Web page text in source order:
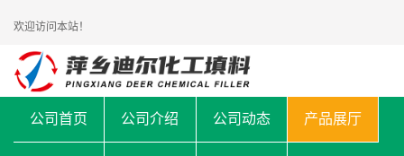
欢迎访问本站！
公司首页 公司介绍 公司动态 产品展厅